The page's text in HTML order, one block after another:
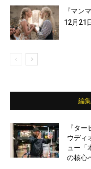
『マン
12月21
編
『タ
ウディ
ュー「
の核心